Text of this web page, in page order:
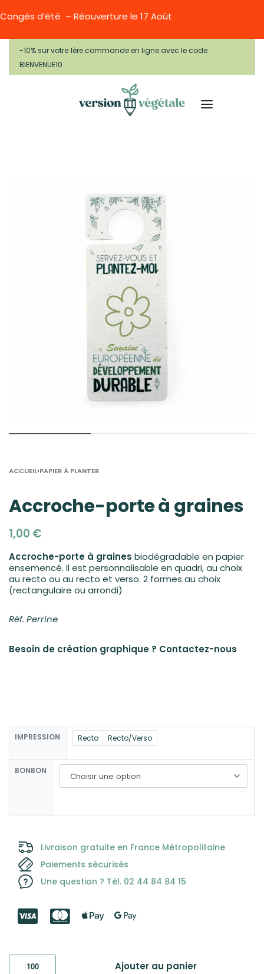
Congés d’été – Réouverture le 17 Août
-10% sur votre 1ère commande en ligne avec le code
BIENVENUE10
ACCUEIL›PAPIER À PLANTER
Accroche-porte à graines
1,00 €
Accroche-porte à graines biodégradable en papier
ensemencé. Il est personnalisable en quadri, au choix
au recto ou au recto et verso. 2 formes au choix
(rectangulaire ou arrondi)
Réf. Perrine
Besoin de création graphique ? Contactez-nous
IMPRESSION Recto Recto/Verso
BONBON
Livraison gratuite en France Métropolitaine
Paiements sécurisés
Une question ? Tél. 02 44 84 84 15
Ajouter au panier